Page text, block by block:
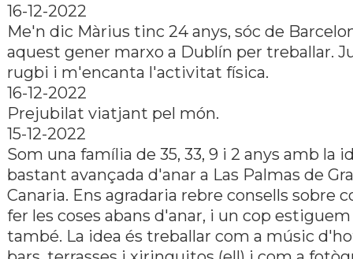
16-12-2022
Me'n dic Màrius tinc 24 anys, sóc de
aquest gener marxo a Dublí­n per treballar.
rugbi i m'encanta l'activitat fí­sica.
16-12-2022
Prejubilat viatjant pel món.
15-12-2022
Som una famí­lia de 35, 33, 9 i 2 anys amb la
bastant avançada d'anar a Las Palmas de
Canaria. Ens agradaria rebre consells sobre
fer les coses abans d'anar, i un cop estiguem
també. La idea és treballar com a músic